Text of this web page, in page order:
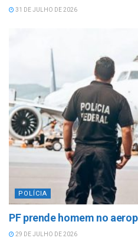
31 DE JULHO DE 2026
POLÍCIA
PF prende homem no
29 DE JULHO DE 2026